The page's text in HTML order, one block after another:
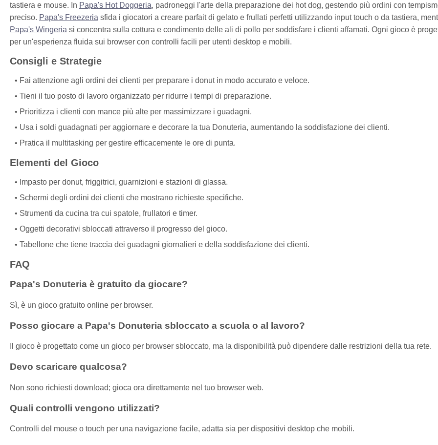
tastiera e mouse. In Papa's Hot Doggeria, padroneggi l'arte della preparazione dei hot dog, gestendo più ordini con
preciso. Papa's Freezeria sfida i giocatori a creare parfait di gelato e frullati perfetti utilizzando input touch o da tastiera,
Papa's Wingeria si concentra sulla cottura e condimento delle ali di pollo per soddisfare i clienti affamati. Ogni gioco è
per un'esperienza fluida sui browser con controlli facili per utenti desktop e mobili.
Consigli e Strategie
Fai attenzione agli ordini dei clienti per preparare i donut in modo accurato e veloce.
Tieni il tuo posto di lavoro organizzato per ridurre i tempi di preparazione.
Prioritizza i clienti con mance più alte per massimizzare i guadagni.
Usa i soldi guadagnati per aggiornare e decorare la tua Donuteria, aumentando la soddisfazione dei clienti.
Pratica il multitasking per gestire efficacemente le ore di punta.
Elementi del Gioco
Impasto per donut, friggitrici, guarnizioni e stazioni di glassa.
Schermi degli ordini dei clienti che mostrano richieste specifiche.
Strumenti da cucina tra cui spatole, frullatori e timer.
Oggetti decorativi sbloccati attraverso il progresso del gioco.
Tabellone che tiene traccia dei guadagni giornalieri e della soddisfazione dei clienti.
FAQ
Papa's Donuteria è gratuito da giocare?
Sì, è un gioco gratuito online per browser.
Posso giocare a Papa's Donuteria sbloccato a scuola o al lavoro?
Il gioco è progettato come un gioco per browser sbloccato, ma la disponibilità può dipendere dalle restrizioni della tua rete.
Devo scaricare qualcosa?
Non sono richiesti download; gioca ora direttamente nel tuo browser web.
Quali controlli vengono utilizzati?
Controlli del mouse o touch per una navigazione facile, adatta sia per dispositivi desktop che mobili.